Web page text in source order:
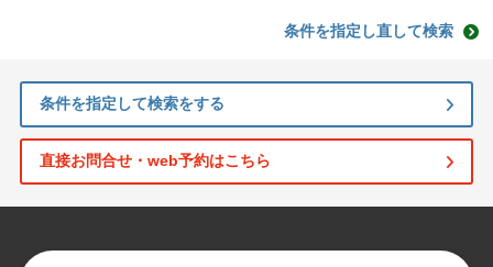
条件を指定し直して検索
条件を指定して検索をする
直接お問合せ・web予約はこちら